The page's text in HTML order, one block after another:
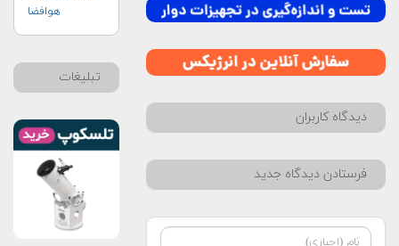
دیدگاه کاربران
فرستادن دیدگاه جدید
هوافضا
تبلیغات